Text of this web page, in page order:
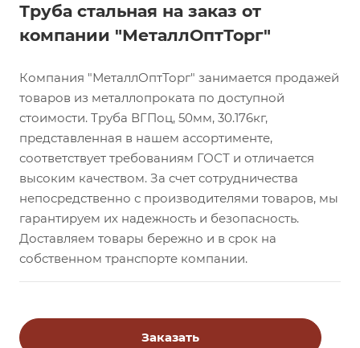
Труба стальная на заказ от
компании "МеталлОптТорг"
Компания "МеталлОптТорг" занимается продажей
товаров из металлопроката по доступной
стоимости. Труба ВГПоц, 50мм, 30.176кг,
представленная в нашем ассортименте,
соответствует требованиям ГОСТ и отличается
высоким качеством. За счет сотрудничества
непосредственно с производителями товаров, мы
гарантируем их надежность и безопасность.
Доставляем товары бережно и в срок на
собственном транспорте компании.
Заказать